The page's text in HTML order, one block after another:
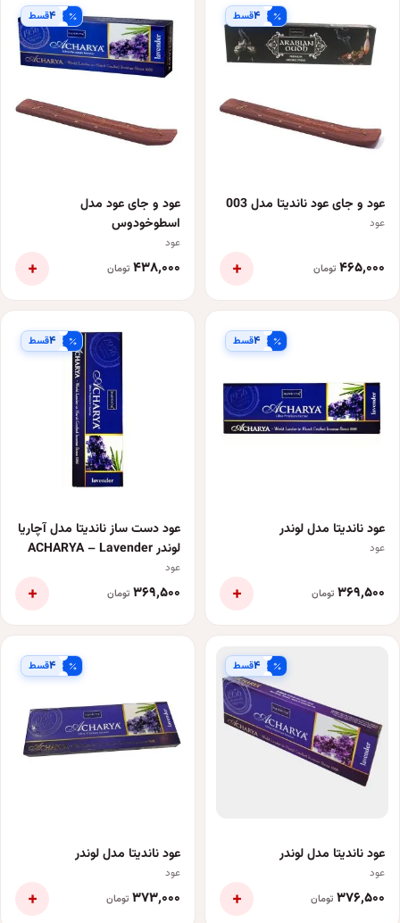
۴قسط
عود و جای عود ناندیتا مدل 003
عود
۴۶۵٬۰۰۰ تومان +
۴قسط
عود و جای عود مدل
اسطوخودوس
عود
۴۳۸٬۰۰۰ تومان +
۴قسط
عود ناندیتا مدل لوندر
عود
۳۶۹٬۵۰۰ تومان +
۴قسط
عود دست ساز ناندیتا مدل آچاریا
لوندر ACHARYA – Lavender
عود
۳۶۹٬۵۰۰ تومان +
۴قسط
عود ناندیتا مدل لوندر
عود
۳۷۶٬۵۰۰ تومان +
۴قسط
عود ناندیتا مدل لوندر
عود
۳۷۳٬۰۰۰ تومان +